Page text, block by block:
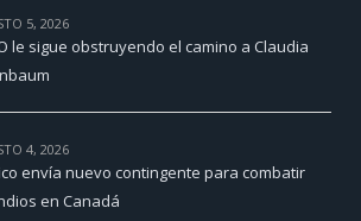
5, 2026
le sigue obstruyendo el camino a Claudia
4, 2026
envía nuevo contingente para combatir
en Canadá